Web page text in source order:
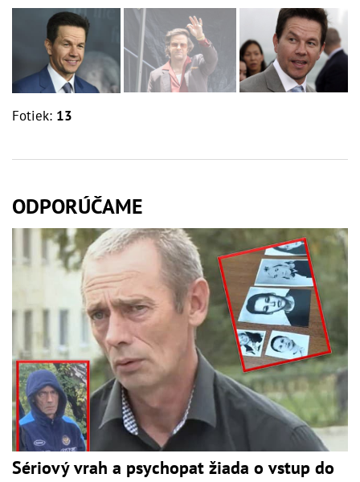
Fotiek: 13
ODPORÚČAME
Sériový vrah a psychopat žiada o vstup do